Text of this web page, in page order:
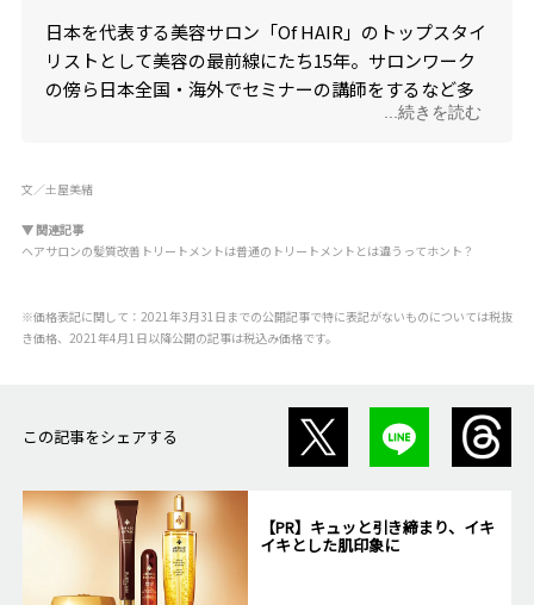
日本を代表する美容サロン「Of HAIR」のトップスタイ
リストとして美容の最前線にたち15年。サロンワーク
の傍ら日本全国・海外でセミナーの講師をするなど多
方面で活躍をしており、国内にとどまらず海外でも評
も、ナチュラルコスメブランド「オブ・コスメティッ
クス」の営業部長として日々商品開発や店舗開発など
邁進し続けている。
...続きを読む
文／土屋美緒
▼ 関連記事
ヘアサロンの髪質改善トリートメントは普通のトリートメントとは違うってホント？
※価格表記に関して：2021年3月31日までの公開記事で特に表記がないものについては税抜
き価格、2021年4月1日以降公開の記事は税込み価格です。
この記事をシェアする
【PR】キュッと引き締まり、イキ
イキとした肌印象に